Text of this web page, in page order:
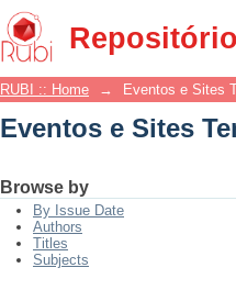
Eventos e Sites
RUBI :: Home → Eventos e Sites
Eventos e Sites
Browse by
By Issue Date
Authors
Titles
Subjects